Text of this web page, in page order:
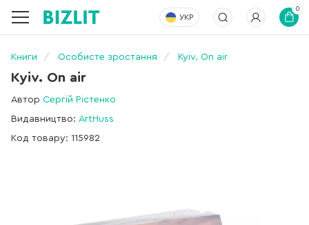
УКР
0
Книги Особисте зростання Kyiv. On air
Kyiv. On air
Автор Сергій Рістенко
Видавництво: ArtHuss
Код товару: 115982